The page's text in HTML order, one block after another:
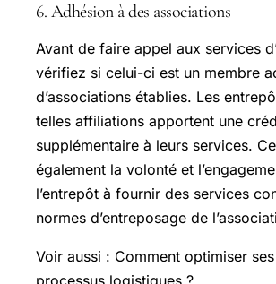
6. Adhésion à des associations
Avant de faire appel aux services
vérifiez si celui-ci est un membre
d’associations établies. Les
telles affiliations apportent une
supplémentaire à leurs services.
également la volonté et
l’entrepôt à fournir des services
normes d’entreposage de
Voir aussi : Comment optimiser